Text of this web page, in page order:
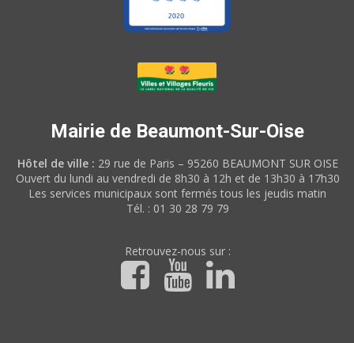
Mairie de Beaumont-Sur-Oise
Hôtel de ville : 29 rue de Paris – 95260 BEAUMONT SUR OISE
Ouvert du lundi au vendredi de 8h30 à 12h et de 13h30 à 17h30
Les services municipaux sont fermés tous les jeudis matin
Tél. : 01 30 28 79 79
Retrouvez-nous sur :